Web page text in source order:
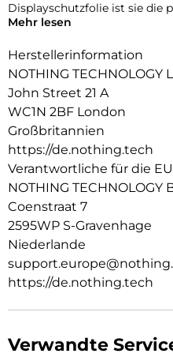
Displayschutzfolie ist sie die
Nothing Phone (2) richtig
Bildschirmschutz aufgrund
Schicht des
Mehr lesen
Herstellerinformation
NOTHING TECHNOLOGY
John Street 21 A
WC1N 2BF London
Großbritannien
https://de.nothing.tech
Verantwortliche für die EU
NOTHING TECHNOLOGY
Coenstraat 7
2595WP S-Gravenhage
Niederlande
https://de.nothing.tech
Verwandte